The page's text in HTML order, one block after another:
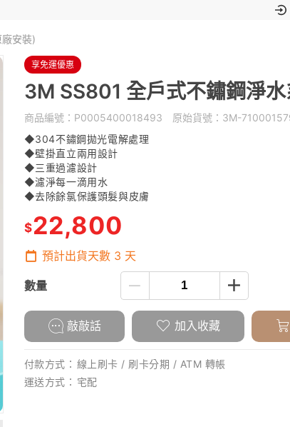
安裝)
享免運優惠
3M SS801 全戶式不鏽鋼淨
商品編號： P0005400018493 原始貨號： 3M-
◆304不鏽鋼拋光電解處理
◆壁掛直立兩用設計
◆三重過濾設計
◆濾淨每一滴用水
◆去除餘氯保護頭髮與皮膚
$22,800
預計出貨天數 3 天
數量
敲敲話 加入收藏
付款方式： 線上刷卡 / 刷卡分期 / ATM 轉帳
運送方式： 宅配